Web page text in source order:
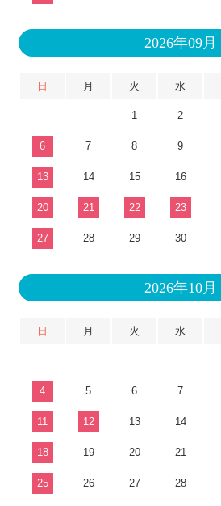
2026年09月
日 月 火 水
1 2
6 7 8 9
13 14 15 16
20 21 22 23
27 28 29 30
2026年10月
日 月 火 水
4 5 6 7
11 12 13 14
18 19 20 21
25 26 27 28